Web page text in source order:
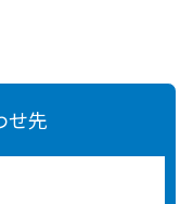
せ先